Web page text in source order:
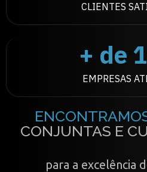
CLIENTES
EMPRESAS
+ de
CONJUNTAS E
para a excelência